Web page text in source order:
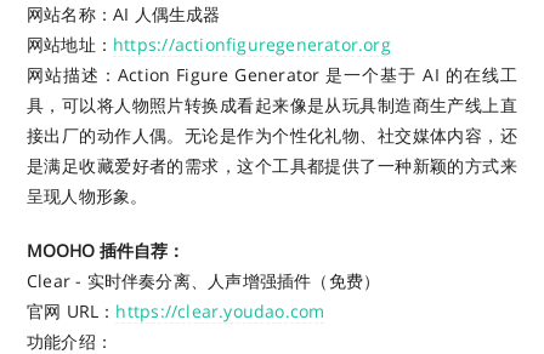
网站名称：AI 人偶生成器
网站地址： https://actionfiguregenerator.org
网站描述：Action Figure Generator 是一个基于 AI 的在线工
具，可以将人物照片转换成看起来像是从玩具制造商生产线上直
接出厂的动作人偶。无论是作为个性化礼物、社交媒体内容，还
是满足收藏爱好者的需求，这个工具都提供了一种新颖的方式来
呈现人物形象。
MOOHO 插件自荐：
Clear - 实时伴奏分离、人声增强插件（免费）
官网 URL： https://clear.youdao.com
功能介绍：